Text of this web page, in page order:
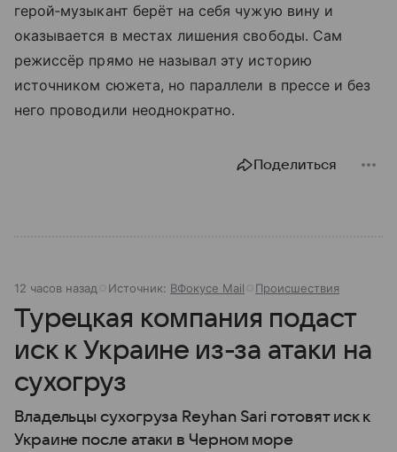
герой‑музыкант берёт на себя чужую вину и
оказывается в местах лишения свободы. Сам
режиссёр прямо не называл эту историю
источником сюжета, но параллели в прессе и без
него проводили неоднократно.
Поделиться
12 часов назад Источник: ВФокусе Mail Происшествия
Турецкая компания подаст
иск к Украине из-за атаки на
сухогруз
Владельцы сухогруза Reyhan Sari готовят иск к
Украине после атаки в Черном море